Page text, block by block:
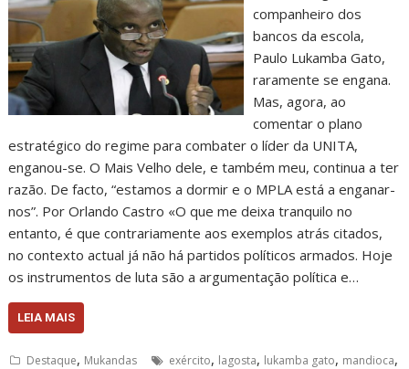
companheiro dos
bancos da escola,
Paulo Lukamba Gato,
raramente se engana.
Mas, agora, ao
comentar o plano
estratégico do regime para combater o líder da UNITA,
enganou-se. O Mais Velho dele, e também meu, continua a ter
razão. De facto, “estamos a dormir e o MPLA está a enganar-
nos”. Por Orlando Castro «O que me deixa tranquilo no
entanto, é que contrariamente aos exemplos atrás citados,
no contexto actual já não há partidos políticos armados. Hoje
os instrumentos de luta são a argumentação política e…
LEIA MAIS
Destaque, Mukandas exército, lagosta, lukamba gato, mandioca,